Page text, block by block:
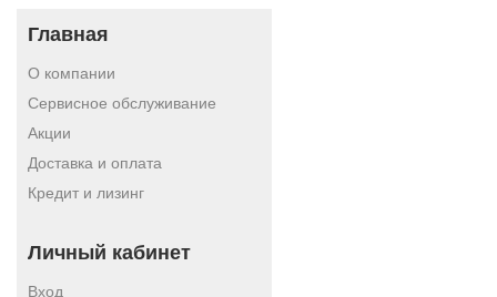
Главная
О компании
Сервисное обслуживание
Акции
Доставка и оплата
Кредит и лизинг
Личный кабинет
Вход